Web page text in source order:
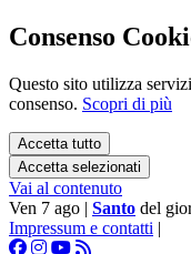
Consenso
Questo sito utilizza
consenso. Scopri di più
Accetta tutto
Accetta selezionati
Vai al contenuto
Ven 7 ago | Santo del
Impressum e contatti |